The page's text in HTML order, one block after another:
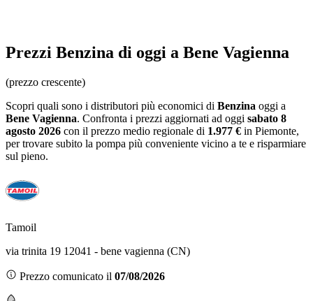
Prezzi Benzina di oggi a Bene Vagienna
(prezzo crescente)
Scopri quali sono i distributori più economici di Benzina oggi a
Bene Vagienna. Confronta i prezzi aggiornati ad oggi sabato 8
agosto 2026 con il prezzo medio regionale di 1.977 € in Piemonte,
per trovare subito la pompa più conveniente vicino a te e risparmiare
sul pieno.
Tamoil
via trinita 19 12041 - bene vagienna (CN)
Prezzo comunicato il 07/08/2026